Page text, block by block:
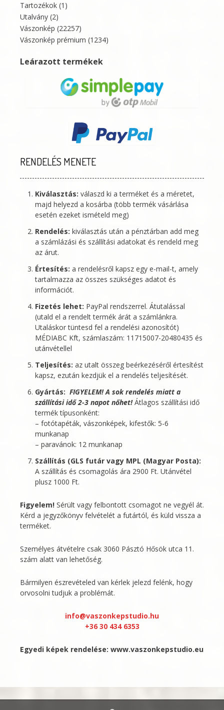
Tartozékok (1)
Utalvány (2)
Vászonkép (22257)
Vászonkép prémium (1234)
Leárazott termékek
RENDELÉS MENETE
Kiválasztás: válaszd ki a terméket és a méretet,
majd helyezd a kosárba (több termék vásárlása
esetén ezeket ismételd meg)
Rendelés: kiválasztás után a pénztárban add meg
a számlázási és szállítási adatokat és rendeld meg
az árut.
Értesítés: a rendelésről kapsz egy e-mail-t, amely
tartalmazza az összes szükséges adatot és
információt.
Fizetés lehet: PayPal rendszerrel. Átutalással
(utald el a rendelt termék árát a számlánkra.
Utaláskor tüntesd fel a rendelési azonosítót)
MÉDIABC Kft, számlaszám: 11715007-20480435 és
utánvétellel
Teljesítés: az utalt összeg beérkezéséről értesítést
kapsz, ezután kezdjük el a rendelés teljesítését.
Gyártás: FIGYELEM! A sok rendelés miatt a
szállítási idő 2-3 napot nőhet!Átlagos szállítási idő
termék típusonként:
– fotótapéták, vászonképek, kifestők: 5-6
munkanap
– paravánok: 12 munkanap
Szállítás (GLS futár vagy MPL (Magyar Posta):
A szállítás és csomagolás ára 2900 Ft. Utánvétel
plusz 1000 Ft.
Figyelem! Sérült vagy felbontott csomagot ne vegyél át.
Kérd a jegyzőkönyv felvételét a futártól, és küld vissza a
terméket.
Személyes átvételre csak 3060 Pásztó Hősök utca 11.
szám alatt van lehetőség.
Bármilyen észrevételed van kérlek jelezd felénk, hogy
orvosolni tudjuk a problémát.
info@vaszonkepstudio.hu
+36 30 434 6353
Egyedi képek rendelése: www.vaszonkepstudio.eu